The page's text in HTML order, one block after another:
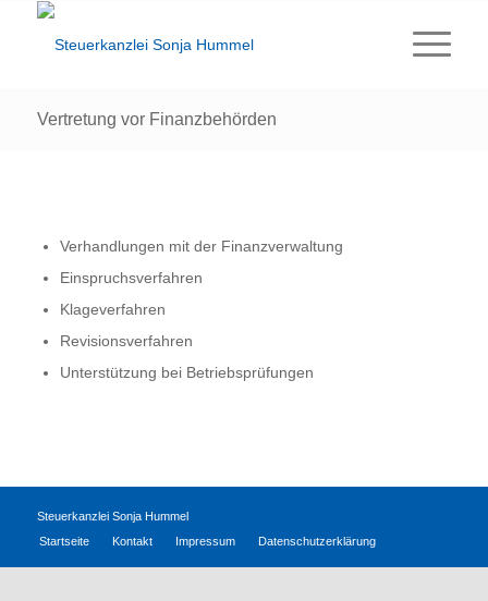
Vertretung vor Finanzbehörden
Verhandlungen mit der Finanzverwaltung
Einspruchsverfahren
Klageverfahren
Revisionsverfahren
Unterstützung bei Betriebsprüfungen
Steuerkanzlei Sonja Hummel
Startseite
Kontakt Impressum Datenschutzerklärung